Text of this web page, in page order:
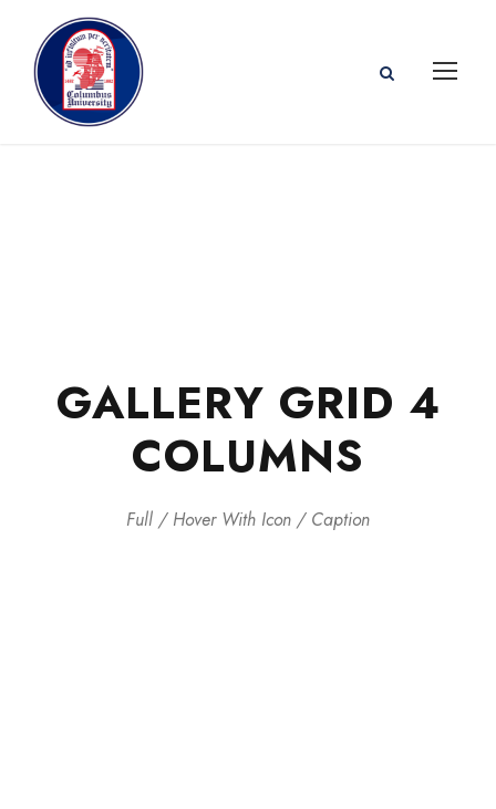
GALLERY GRID 4
COLUMNS
Full / Hover With Icon / Caption